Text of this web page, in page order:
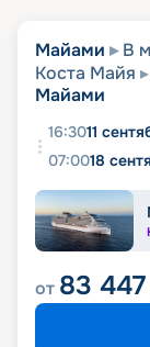
Майами В
Коста Майя
Майами
16:3011
07:0018
от 83 447